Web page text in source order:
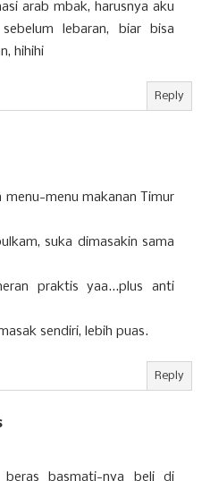
arab mbak, harusnya aku
lebaran, biar bisa
hihihi
Reply
menu-menu makanan Timur
suka dimasakin sama
praktis yaa...plus anti
sendiri, lebih puas.
Reply
beras basmati-nya beli di